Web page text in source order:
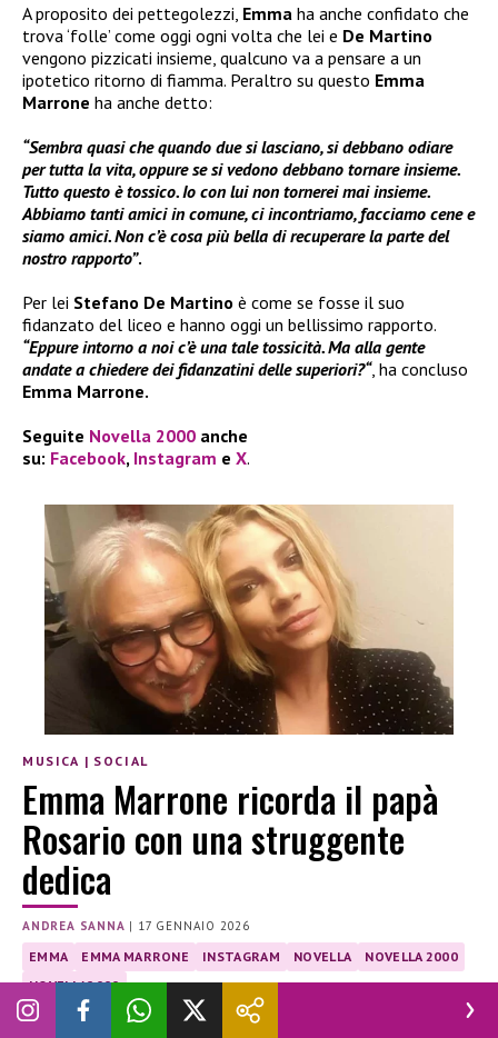
A proposito dei pettegolezzi, Emma ha anche confidato che
trova ‘folle’ come oggi ogni volta che lei e De Martino
vengono pizzicati insieme, qualcuno va a pensare a un
ipotetico ritorno di fiamma. Peraltro su questo Emma
Marrone ha anche detto:
“Sembra quasi che quando due si lasciano, si debbano odiare
per tutta la vita, oppure se si vedono debbano tornare insieme.
Tutto questo è tossico. Io con lui non tornerei mai insieme.
Abbiamo tanti amici in comune, ci incontriamo, facciamo cene e
siamo amici. Non c’è cosa più bella di recuperare la parte del
nostro rapporto”.
Per lei Stefano De Martino è come se fosse il suo
fidanzato del liceo e hanno oggi un bellissimo rapporto.
“Eppure intorno a noi c’è una tale tossicità. Ma alla gente
andate a chiedere dei fidanzatini delle superiori?“, ha concluso
Emma Marrone.
Seguite Novella 2000 anche
su: Facebook, Instagram e X.
MUSICA | SOCIAL
Emma Marrone ricorda il papà
Rosario con una struggente
dedica
ANDREA SANNA | 17 GENNAIO 2026
EMMA EMMA MARRONE INSTAGRAM NOVELLA
NOVELLA 2000
NOVELLA2000
Il dolce ricordo di Emma Marrone